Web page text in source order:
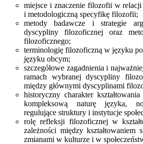
miejsce i znaczenie filozofii w
i metodologiczną specyfikę filozofii;
metody badawcze i strategie
dyscypliny filozoficznej oraz
filozoficznego;
terminologię filozoficzną w języku
języku obcym;
szczegółowe zagadnienia i
ramach wybranej dyscypliny
między głównymi dyscyplinami
historyczny charakter
kompleksową naturę języka,
regulujące struktury i instytucje
rolę refleksji filozoficznej w
zależności między
zmianami w kulturze i w